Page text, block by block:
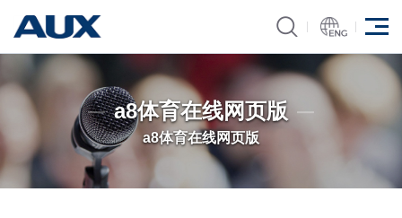
a8体育在线网页版
a8体育在线网页版